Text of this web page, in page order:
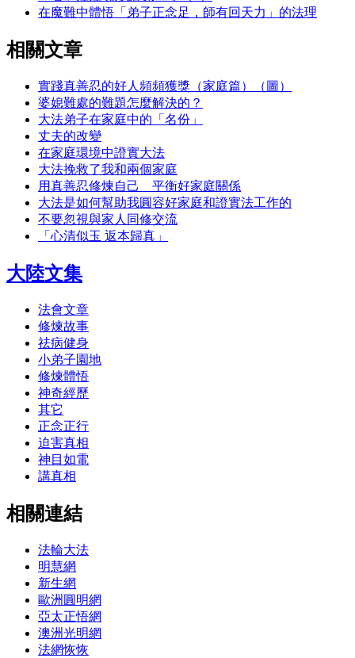
在魔難中體悟「弟子正念足，師有回天力」的法理
相關文章
實踐真善忍的好人頻頻獲獎（家庭篇）（圖）
婆媳難處的難題怎麼解決的？
大法弟子在家庭中的「名份」
丈夫的改變
在家庭環境中證實大法
大法挽救了我和兩個家庭
用真善忍修煉自己 平衡好家庭關係
大法是如何幫助我圓容好家庭和證實法工作的
不要忽視與家人同修交流
「心清似玉 返本歸真」
大陸文集
法會文章
修煉故事
祛病健身
小弟子園地
修煉體悟
神奇經歷
其它
正念正行
迫害真相
神目如電
講真相
相關連結
法輪大法
明慧網
新生網
歐洲圓明網
亞太正悟網
澳洲光明網
法網恢恢